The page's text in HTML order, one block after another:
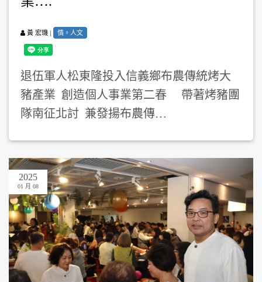
黃 宏璣 | 情。人文
退伍軍人松東隆投入信義鄉布農傳統烤大
豬產業 創造個人事業第二春 帶著烤豬團
隊南征北討 兼發揚布農傳…
2025
01 月 08